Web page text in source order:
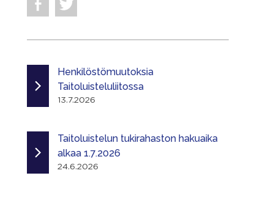
Henkilöstömuutoksia
Taitoluisteluliitossa
13.7.2026
Taitoluistelun tukirahaston hakuaika
alkaa 1.7.2026
24.6.2026